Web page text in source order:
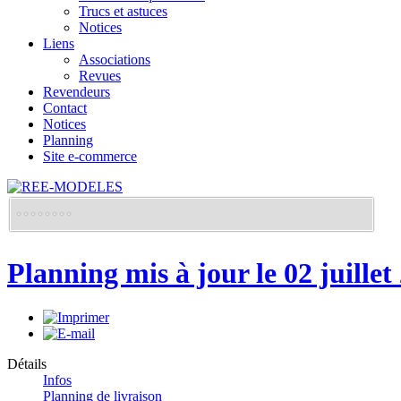
Trucs et astuces
Notices
Liens
Associations
Revues
Revendeurs
Contact
Notices
Planning
Site e-commerce
Planning mis à jour le 02 juillet
Détails
Infos
Planning de livraison